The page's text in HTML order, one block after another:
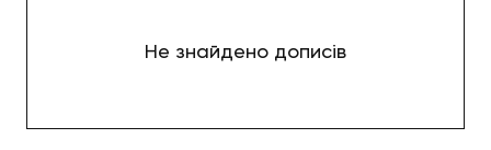
Не знайдено дописів